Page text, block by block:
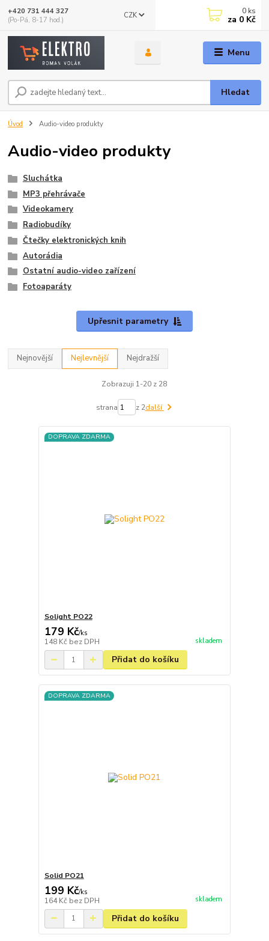
Menu
CZK
Hledat
+420 731 444 327
(Po-Pá, 8-17 hod.)
0 ks
za 0 Kč
Úvod Audio-video produkty
Audio-video produkty
Sluchátka
MP3 přehrávače
Videokamery
Radiobudíky
Čtečky elektronických knih
Autorádia
Ostatní audio-video zařízení
Fotoaparáty
Upřesnit parametry
Nejnovější Nejlevnější Nejdražší
Zobrazuji 1-20 z 28
strana z 2další
DOPRAVA ZDARMA
Solight PO22
179 Kč/ks
148 Kč bez DPH skladem
Přidat do košíku
DOPRAVA ZDARMA
Solid PO21
199 Kč/ks
164 Kč bez DPH skladem
Přidat do košíku